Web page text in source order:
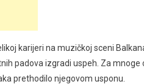
karijeri na muzičkoj sceni
padova izgradi uspeh. Za
prethodilo njegovom usponu.